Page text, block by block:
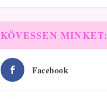
KÖVESSEN MINKET:
Facebook